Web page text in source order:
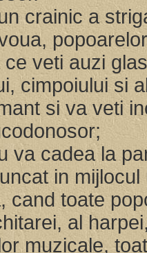
crainic a
veti auzi
cimpoiului si
si va veti
va cadea la
in
cand toate
al
muzicale,